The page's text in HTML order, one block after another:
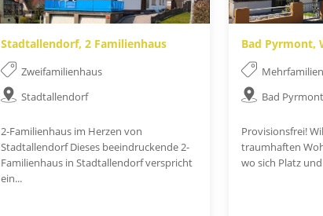
Stadtallendorf, 2 Familienhaus
Zweifamilienhaus
Stadtallendorf
2-Familienhaus im Herzen von
Stadtallendorf Dieses beeindruckende 2-
Familienhaus in Stadtallendorf verspricht
ein...
Bad Pyrmont,
Bad Pyrmont
Provisionsfrei!
traumhaften
wo sich Platz